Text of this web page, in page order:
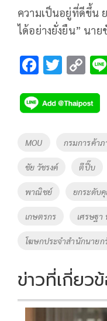
ความเป็นอยู่ที่ดีขึ้น
ได้อย่างยั่งยืน” นาย
F
e
b
o
o
k
T
tt
er
C
p
y
Li
n
k
Tags
MOU กรมการค้าภ
ชัย วัชรงค์ ตีปี๊บ
พาณิชย์ ยกระดับ
เกษตรกร เศรษฐา
โฆษกประจำสำนักนาย
ข่าวที่เกี่ยว